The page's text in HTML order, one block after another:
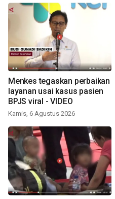
Menkes tegaskan perbaikan
layanan usai kasus pasien
BPJS viral - VIDEO
Kamis, 6 Agustus 2026